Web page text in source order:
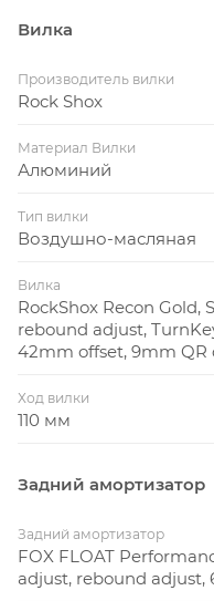
Вилка
Производитель вилки
Rock Shox
Материал Вилки
Алюминий
Тип вилки
Воздушно-масляная
Вилка
RockShox Recon Gold,
rebound adjust,
42mm offset, 9mm QR
Ход вилки
110 мм
Задний амортизатор
Задний амортизатор
FOX FLOAT
adjust, rebound adjust,